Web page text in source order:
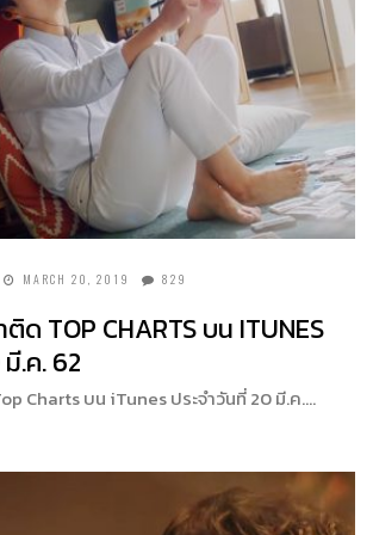
MARCH 20, 2019 829
ด TOP CHARTS บน ITUNES
.ค. 62
Charts บน iTunes ประจำวันที่ 20 มี.ค….